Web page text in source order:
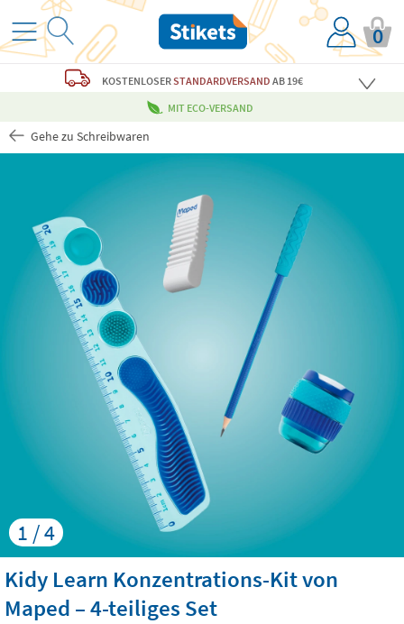
0
KOSTENLOSERSTANDARDVERSAND AB 19€
MIT ECO-VERSAND
Gehe zu Schreibwaren
1 / 4
Kidy Learn Konzentrations-Kit von
Maped – 4-teiliges Set